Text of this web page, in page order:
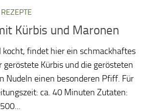
REZEPTE
Kürbis und Maronen
kocht, findet hier ein schmackhaftes
geröstete Kürbis und die gerösteten
Nudeln einen besonderen Pfiff. Für
ca. 40 Minuten Zutaten: